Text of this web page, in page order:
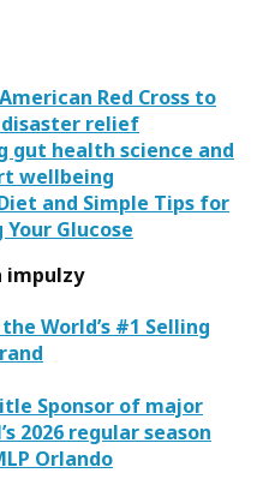
Red Cross to
relief
gut health science and
wellbeing
and Simple Tips for
Glucose
impulzy
World’s #1 Selling
Sponsor of major
2026 regular season
Orlando